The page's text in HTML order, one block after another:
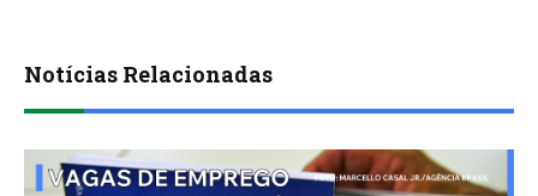
Notícias Relacionadas